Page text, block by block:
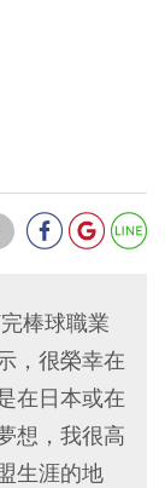
棒球職業
，很榮幸在
在日本或在
想，我很高
生涯的地